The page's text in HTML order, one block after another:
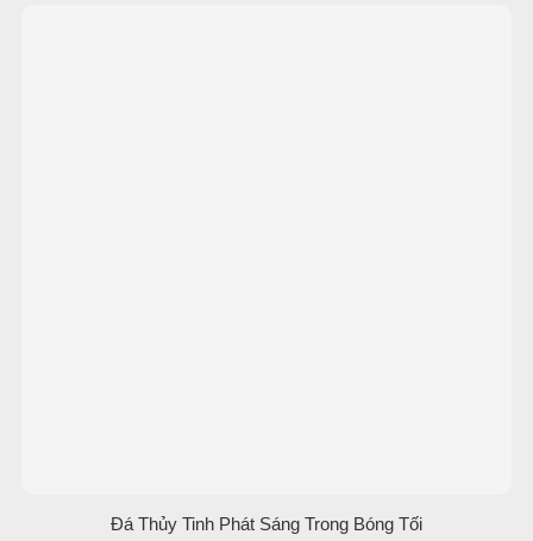
Đá Thủy Tinh Phát Sáng Trong Bóng Tối